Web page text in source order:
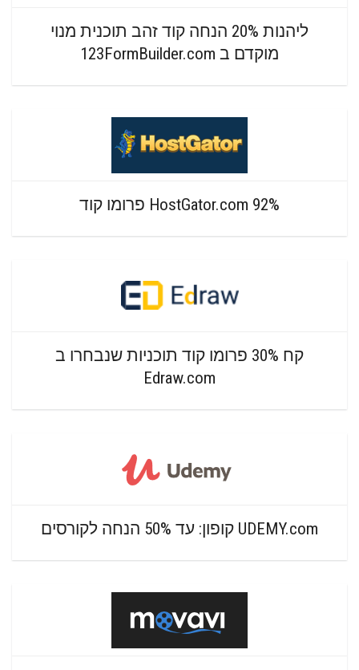
ליהנות 20% הנחה קוד זהב תוכנית מנוי
מוקדם ב 123FormBuilder.com
HostGator.com 92% פרומו קוד
קח 30% פרומו קוד תוכניות שנבחרו ב
Edraw.com
UDEMY.com קופון: עד 50% הנחה לקורסים